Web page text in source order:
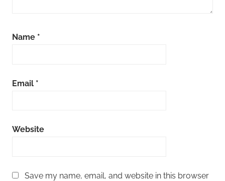
Name *
Email *
Website
Save my name, email, and website in this browser